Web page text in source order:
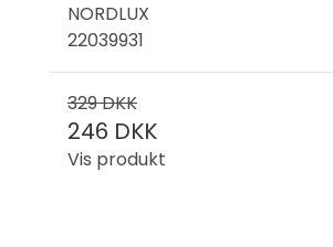
NORDLUX
22039931
329 DKK
246 DKK
Vis produkt